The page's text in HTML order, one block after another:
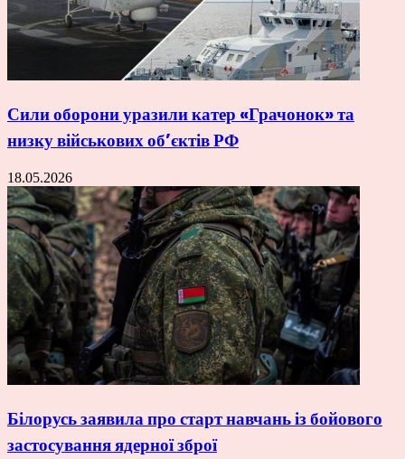
Сили оборони уразили катер «Грачонок» та
низку військових об’єктів РФ
18.05.2026
Білорусь заявила про старт навчань із бойового
застосування ядерної зброї